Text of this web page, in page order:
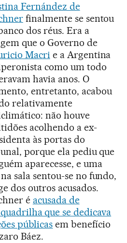
Fernández de
finalmente se sentou
dos réus. Era a
que o Governo de
Macri e a Argentina
como um todo
havia anos. O
entretanto, acabou
relativamente
não houve
acolhendo a ex-
às portas do
porque ela pediu que
aparecesse, e uma
sala sentou-se no fundo,
dos outros acusados.
é acusada de
que se dedicava
públicas em benefício
Báez.